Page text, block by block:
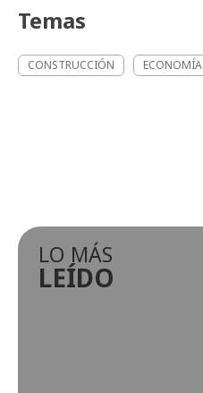
Temas
CONSTRUCCIÓN ECONOMÍA
LO MÁS
LEÍDO